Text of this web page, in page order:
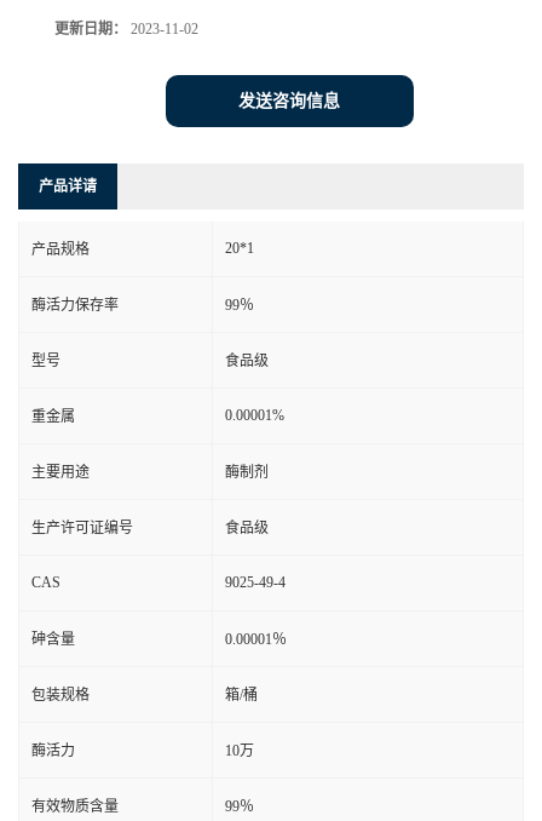
更新日期： 2023-11-02
发送咨询信息
产品详请
产品规格 20*1
酶活力保存率 99％
型号 食品级
重金属 0.00001%
主要用途 酶制剂
生产许可证编号 食品级
CAS 9025-49-4
砷含量 0.00001％
包装规格 箱/桶
酶活力 10万
有效物质含量 99％